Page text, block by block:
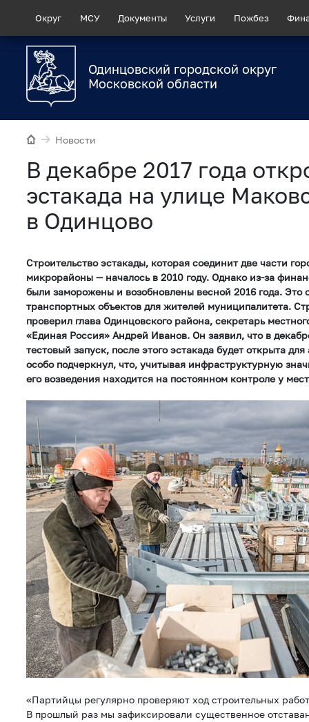
Округ МСУ Документы Услуги Пожбез
Одинцовский городской округ
Московской области
Новости
В декабре 2017 года
эстакада на улице
в Одинцово
Строительство эстакады, которая соединит две части
микрорайоны — началось в 2010 году. Однако из-за
были заморожены и возобновлены весной 2016 года. Это
транспортных объектов для жителей муниципалитета.
проверил глава Одинцовского района, секретарь
«Единая Россия» Андрей Иванов. Он заявил, что в
тестовый запуск, после этого эстакада будет открыта
особо подчеркнул, что, учитывая инфраструктурную
его возведения находится на постоянном контроле у
«Партийцы регулярно проверяют ход строительных
В прошлый раз мы зафиксировали существенное